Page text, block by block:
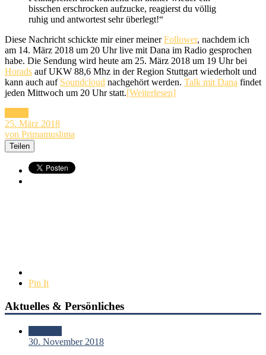
bisschen erschrocken aufzucke, reagierst du völlig
ruhig und antwortest sehr überlegt!“
Diese Nachricht schickte mir einer meinerFollower, nachdem ich
am 14. März 2018 um 20 Uhr live mit Dana im Radio gesprochen
habe. Die Sendung wird heute am 25. März 2018 um 19 Uhr bei
Horads auf UKW 88,6 Mhz in der Region Stuttgart wiederholt und
kann auch auf Soundcloud nachgehört werden. Talk mit Dana findet
jeden Mittwoch um 20 Uhr statt.[Weiterlesen]
25. März 2018
von Primamuslima
Teilen
Pin It
Aktuelles & Persönliches
30. November 2018